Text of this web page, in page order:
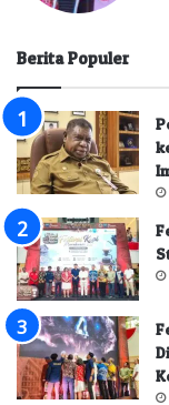
Berita Populer